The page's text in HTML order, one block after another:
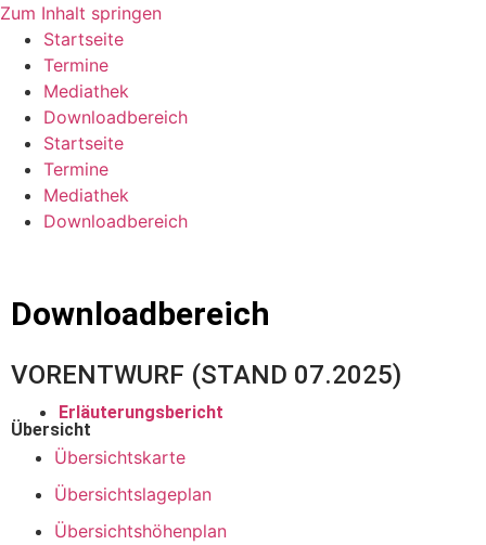
Zum Inhalt springen
Startseite
Termine
Mediathek
Downloadbereich
Startseite
Termine
Mediathek
Downloadbereich
Downloadbereich
VORENTWURF (STAND 07.2025)
Erläuterungsbericht
Übersicht
Übersichtskarte
Übersichtslageplan
Übersichtshöhenplan